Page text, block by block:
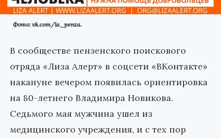
Фото: vk.com/la_penza.
В сообществе пензенского поискового
отряда «Лиза Алерт» в соцсети «ВКонтакте»
накануне вечером появилась ориентировка
на 80-летнего Владимира Новикова.
Седьмого мая мужчина ушел из
медицинского учреждения, и с тех пор